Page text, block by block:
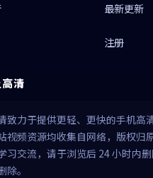
最新更新
注册
清
致力于提供更轻、更快的手机高
视频资源均收集自网络，版权归
习交流，请于浏览后 24 小时内
除。